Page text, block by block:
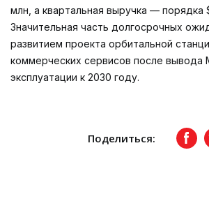
млн, а квартальная выручка — порядка
Значительная часть долгосрочных
развитием проекта орбитальной
коммерческих сервисов после вывода
эксплуатации к 2030 году.
Поделиться: